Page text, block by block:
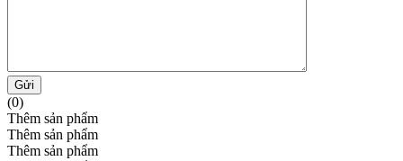
Gửi
(0)
Thêm sản phẩm
Thêm sản phẩm
Thêm sản phẩm